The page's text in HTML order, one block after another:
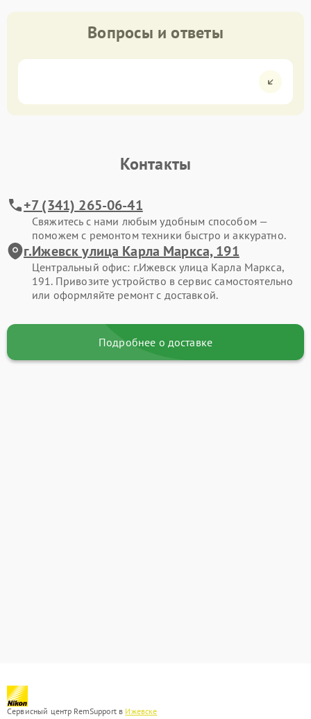
Вопросы и ответы
Контакты
+7 (341) 265-06-41
Свяжитесь с нами любым удобным способом —
поможем с ремонтом техники быстро и аккуратно.
г.Ижевск улица Карла Маркса, 191
Центральный офис: г.Ижевск улица Карла Маркса,
191. Привозите устройство в сервис самостоятельно
или оформляйте ремонт с доставкой.
Подробнее о доставке
Сервисный центр RemSupport в Ижевске